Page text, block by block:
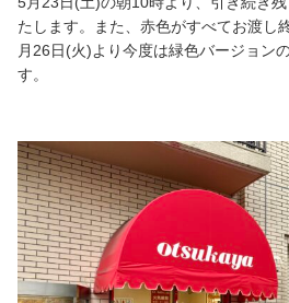
たします。また、赤色がすべてお渡し
月26日(火)より今度は緑色バージョン
す。